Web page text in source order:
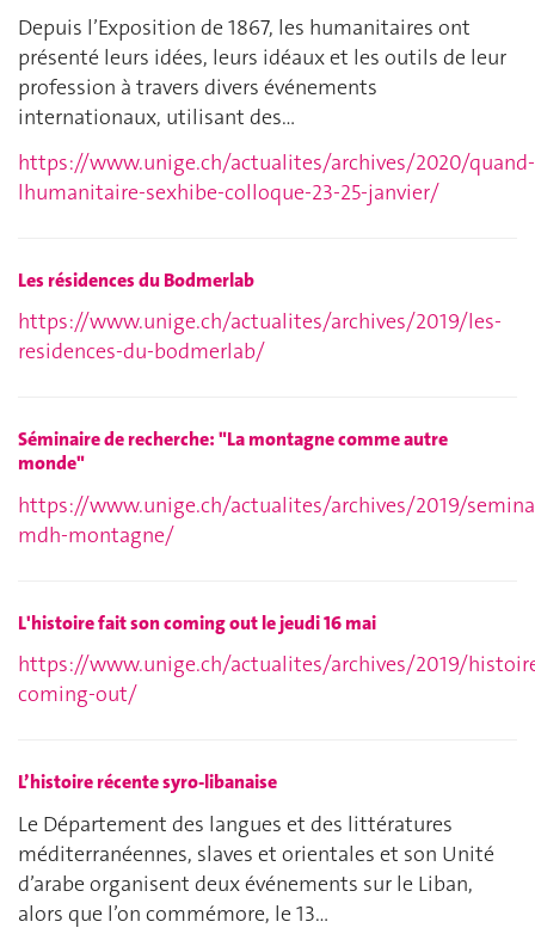
Depuis l’Exposition de 1867, les humanitaires ont
présenté leurs idées, leurs idéaux et les outils de leur
profession à travers divers événements
internationaux, utilisant des…
https://www.unige.ch/actualites/archives/2020/quand-
lhumanitaire-sexhibe-colloque-23-25-janvier/
Les résidences du Bodmerlab
https://www.unige.ch/actualites/archives/2019/les-
residences-du-bodmerlab/
Séminaire de recherche: "La montagne comme autre
monde"
https://www.unige.ch/actualites/archives/2019/
mdh-montagne/
L'histoire fait son coming out le jeudi 16 mai
https://www.unige.ch/actualites/archives/2019/
coming-out/
L’histoire récente syro-libanaise
Le Département des langues et des littératures
méditerranéennes, slaves et orientales et son Unité
d’arabe organisent deux événements sur le Liban,
alors que l’on commémore, le 13…